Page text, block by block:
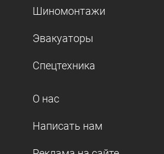
Шиномонтажи
Эвакуаторы
Спецтехника
О нас
Написать нам